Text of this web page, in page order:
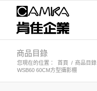
商品目錄
您現在的位置： 首頁 / 商品目錄
WSB60 60CM方型攝影棚